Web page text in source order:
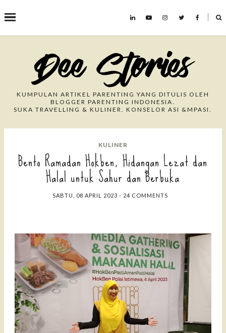
˟
Search This Blog
KUMPULAN ARTIKEL PARENTING YANG DITULIS OLEH
BLOGGER PARENTING INDONESIA.
SUKA TRAVELLING & KULINER. KONSELOR ASI &MPASI.
KULINER
Bento Ramadan Hokben, Hidangan Lezat dan
Halal untuk Sahur dan Berbuka
SABTU, 08 APRIL 2023 - 24 COMMENTS